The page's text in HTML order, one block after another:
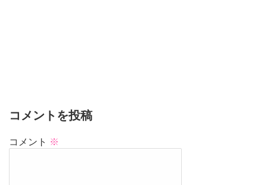
コメントを投稿
コメント ※